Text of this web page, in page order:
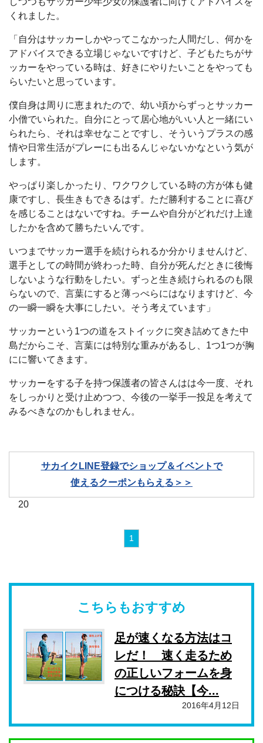
くれました。
「自分はサッカーしかやってこなかった人間だし、何かを
アドバイスできる立場じゃないですけど、子どもたちがサ
ッカーをやっている時は、好きにやりたいことをやっても
らいたいと思っています。
僕自身は周りに恵まれたので、幼い頃からずっとサッカー
小僧でいられた。自分にとって居心地がいい人と一緒にい
られたら、それは幸せなことですし、そういうプラスの感
情や日常生活がプレーにも出るんじゃないかなという気が
します。
やっぱり楽しかったり、ワクワクしている時の方が体も健
康ですし、長生きもできるはず。ただ勝利することに喜び
を感じることはないですね。チームや自分がどれだけ上達
したかを含めて勝ちたいんです。
いつまでサッカー選手を続けられるか分かりませんけど、
選手としての時間が終わった時、自分が死んだときに後悔
しないような行動をしたい。ずっと生き続けられるのも限
らないので、言葉にすると薄っぺらにはなりますけど、今
の一瞬一瞬を大事にしたい。そう考えています」
サッカーという1つの道をストイックに突き詰めてきた中
島だからこそ、言葉には特別な重みがあるし、1つ1つが胸
にに響いてきます。
サッカーをする子を持つ保護者の皆さんはは今一度、それ
をしっかりと受け止めつつ、今後の一挙手一投足を考えて
みるべきなのかもしれません。
サカイクLINE登録でショップ＆イベントで
使えるクーポンもらえる＞＞
20
1
こちらもおすすめ
足が速くなる方法はコ
レだ！ 速く走るため
の正しいフォームを身
につける秘訣【今...
2016年4月12日